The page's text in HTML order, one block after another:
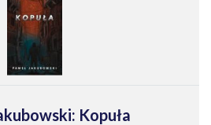
Kopuła